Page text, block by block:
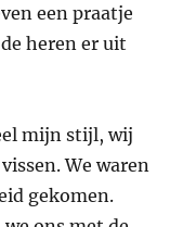
een praatje
heren er uit
mijn stijl, wij
We waren
gekomen.